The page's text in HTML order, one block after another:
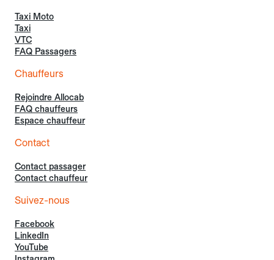
Taxi Moto
Taxi
VTC
FAQ Passagers
Chauffeurs
Rejoindre Allocab
FAQ chauffeurs
Espace chauffeur
Contact
Contact passager
Contact chauffeur
Suivez-nous
Facebook
LinkedIn
YouTube